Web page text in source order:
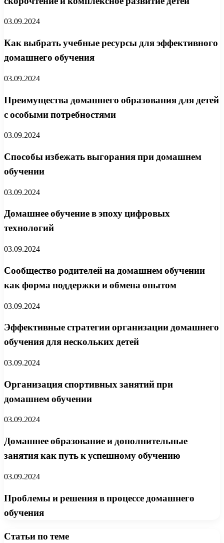
03.09.2024
Как выбрать учебные ресурсы для эффективного
домашнего обучения
03.09.2024
Преимущества домашнего образования для детей
с особыми потребностями
03.09.2024
Способы избежать выгорания при домашнем
обучении
03.09.2024
Домашнее обучение в эпоху цифровых
технологий
03.09.2024
Сообщество родителей на домашнем обучении
как форма поддержки и обмена опытом
03.09.2024
Эффективные стратегии организации домашнего
обучения для нескольких детей
03.09.2024
Организация спортивных занятий при
домашнем обучении
03.09.2024
Домашнее образование и дополнительные
занятия как путь к успешному обучению
03.09.2024
Проблемы и решения в процессе домашнего
обучения
Статьи по теме